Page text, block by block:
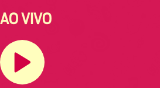
AO VIVO